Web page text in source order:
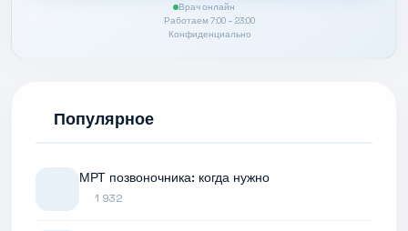
Врач онлайн
Работаем 7:00 – 23:00
Конфиденциально
Популярное
МРТ позвоночника: когда нужно
1 932